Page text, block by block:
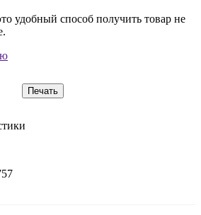
удобный способ получить товар не
Печать